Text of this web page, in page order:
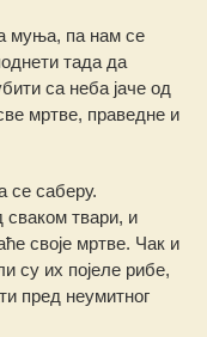
муња, па нам се
тада да
са неба јаче од
мртве, праведне и
се саберу.
сваком твари, и
своје мртве. Чак и
су их појеле рибе,
пред неумитног